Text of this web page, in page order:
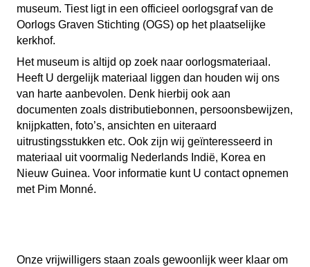
museum. Tiest ligt in een officieel oorlogsgraf van de
Oorlogs Graven Stichting (OGS) op het plaatselijke
kerkhof.
Het museum is altijd op zoek naar oorlogsmateriaal.
Heeft U dergelijk materiaal liggen dan houden wij ons
van harte aanbevolen. Denk hierbij ook aan
documenten zoals distributiebonnen, persoonsbewijzen,
knijpkatten, foto’s, ansichten en uiteraard
uitrustingsstukken etc. Ook zijn wij geïnteresseerd in
materiaal uit voormalig Nederlands Indië, Korea en
Nieuw Guinea. Voor informatie kunt U contact opnemen
met Pim Monné.
Onze vrijwilligers staan zoals gewoonlijk weer klaar om